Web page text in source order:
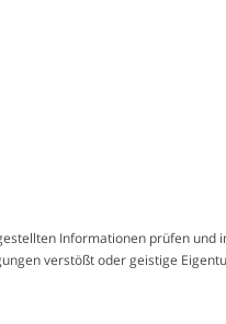
Informationen prüfen und
verstößt oder geistige